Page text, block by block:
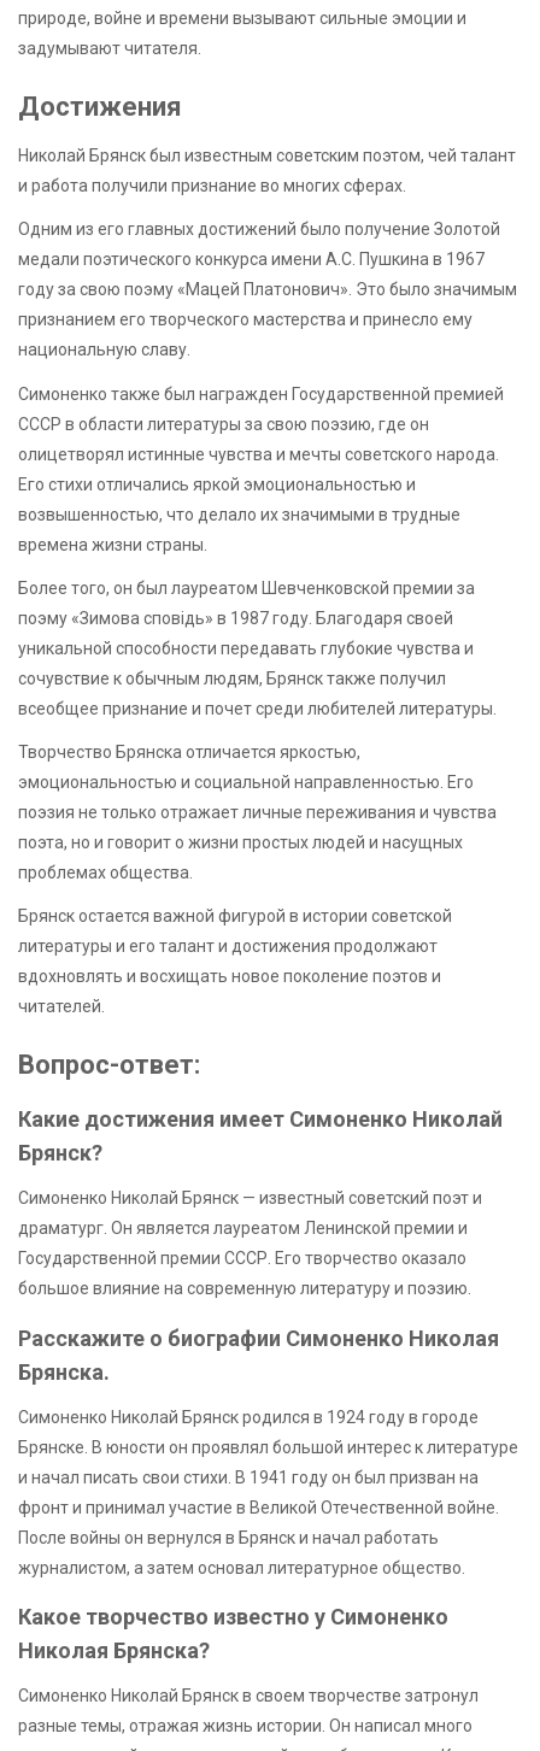
природе, войне и времени вызывают сильные эмоции и
задумывают читателя.
Достижения
Николай Брянск был известным советским поэтом, чей талант
и работа получили признание во многих сферах.
Одним из его главных достижений было получение Золотой
медали поэтического конкурса имени А.С. Пушкина в 1967
году за свою поэму «Мацей Платонович». Это было значимым
признанием его творческого мастерства и принесло ему
национальную славу.
Симоненко также был награжден Государственной премией
СССР в области литературы за свою поэзию, где он
олицетворял истинные чувства и мечты советского народа.
Его стихи отличались яркой эмоциональностью и
возвышенностью, что делало их значимыми в трудные
времена жизни страны.
Более того, он был лауреатом Шевченковской премии за
поэму «Зимова сповiдь» в 1987 году. Благодаря своей
уникальной способности передавать глубокие чувства и
сочувствие к обычным людям, Брянск также получил
всеобщее признание и почет среди любителей литературы.
Творчество Брянска отличается яркостью,
эмоциональностью и социальной направленностью. Его
поэзия не только отражает личные переживания и чувства
поэта, но и говорит о жизни простых людей и насущных
проблемах общества.
Брянск остается важной фигурой в истории советской
литературы и его талант и достижения продолжают
вдохновлять и восхищать новое поколение поэтов и
читателей.
Вопрос-ответ:
Какие достижения имеет Симоненко Николай
Брянск?
Симоненко Николай Брянск — известный советский поэт и
драматург. Он является лауреатом Ленинской премии и
Государственной премии СССР. Его творчество оказало
большое влияние на современную литературу и поэзию.
Расскажите о биографии Симоненко Николая
Брянска.
Симоненко Николай Брянск родился в 1924 году в городе
Брянске. В юности он проявлял большой интерес к литературе
и начал писать свои стихи. В 1941 году он был призван на
фронт и принимал участие в Великой Отечественной войне.
После войны он вернулся в Брянск и начал работать
журналистом, а затем основал литературное общество.
Какое творчество известно у Симоненко
Николая Брянска?
Симоненко Николай Брянск в своем творчестве затронул
разные темы, отражая жизнь истории. Он написал много